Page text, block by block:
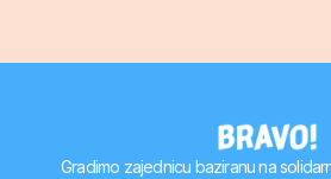
Gradimo zajednicu baziranu na